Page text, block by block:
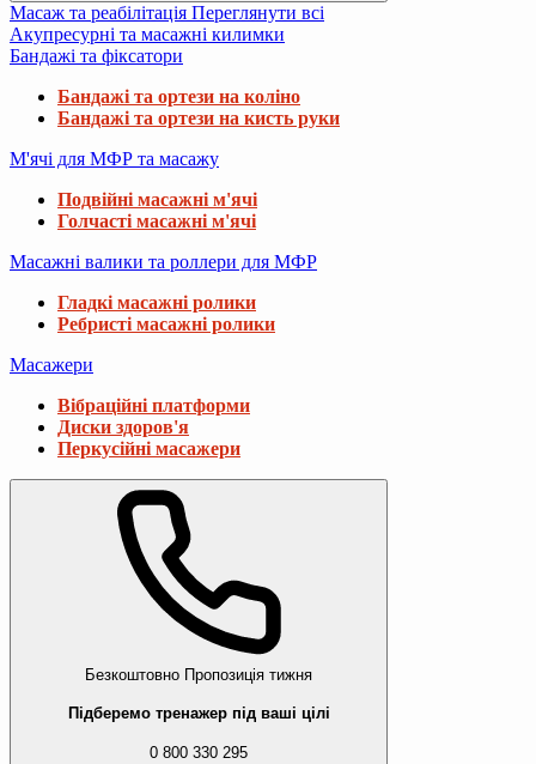
Масаж та реабілітація Переглянути всі
Акупресурні та масажні килимки
Бандажі та фіксатори
Бандажі та ортези на коліно
Бандажі та ортези на кисть руки
М'ячі для МФР та масажу
Подвійні масажні м'ячі
Голчасті масажні м'ячі
Масажні валики та роллери для МФР
Гладкі масажні ролики
Ребристі масажні ролики
Масажери
Вібраційні платформи
Диски здоров'я
Перкусійні масажери
Безкоштовно Пропозиція тижня
Підберемо тренажер під ваші цілі
0 800 330 295